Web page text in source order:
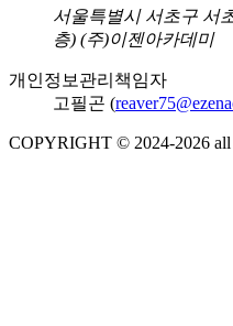
서울특별시 서초구 서
층) (주)이젠아카데미
개인정보관리책임자
고필곤 (
COPYRIGHT © 2024-2026 all